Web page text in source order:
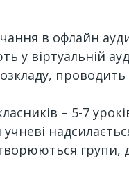
в офлайн
у віртуальній
проводить
– 5-7